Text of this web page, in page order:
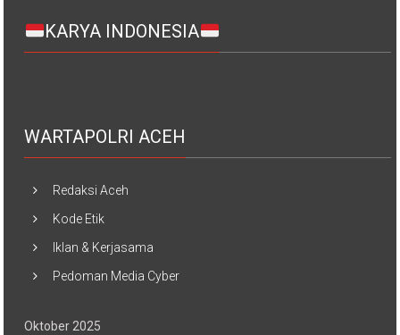
KARYA INDONESIA
WARTAPOLRI ACEH
Redaksi Aceh
Kode Etik
Iklan & Kerjasama
Pedoman Media Cyber
Oktober 2025